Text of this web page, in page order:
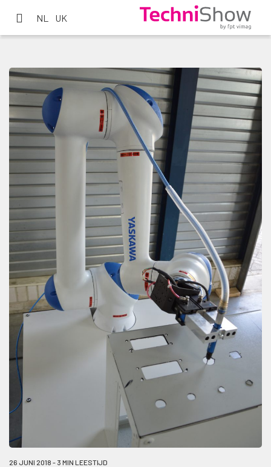
NL UK
26 JUNI 2018 - 3 MIN LEESTIJD